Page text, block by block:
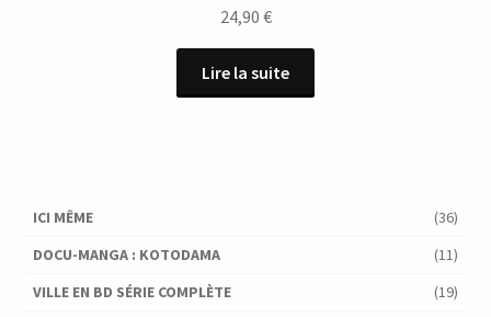
24,90 €
Lire la suite
ICI MÊME
(36)
DOCU-MANGA : KOTODAMA
(11)
VILLE EN BD SÉRIE COMPLÈTE
(19)